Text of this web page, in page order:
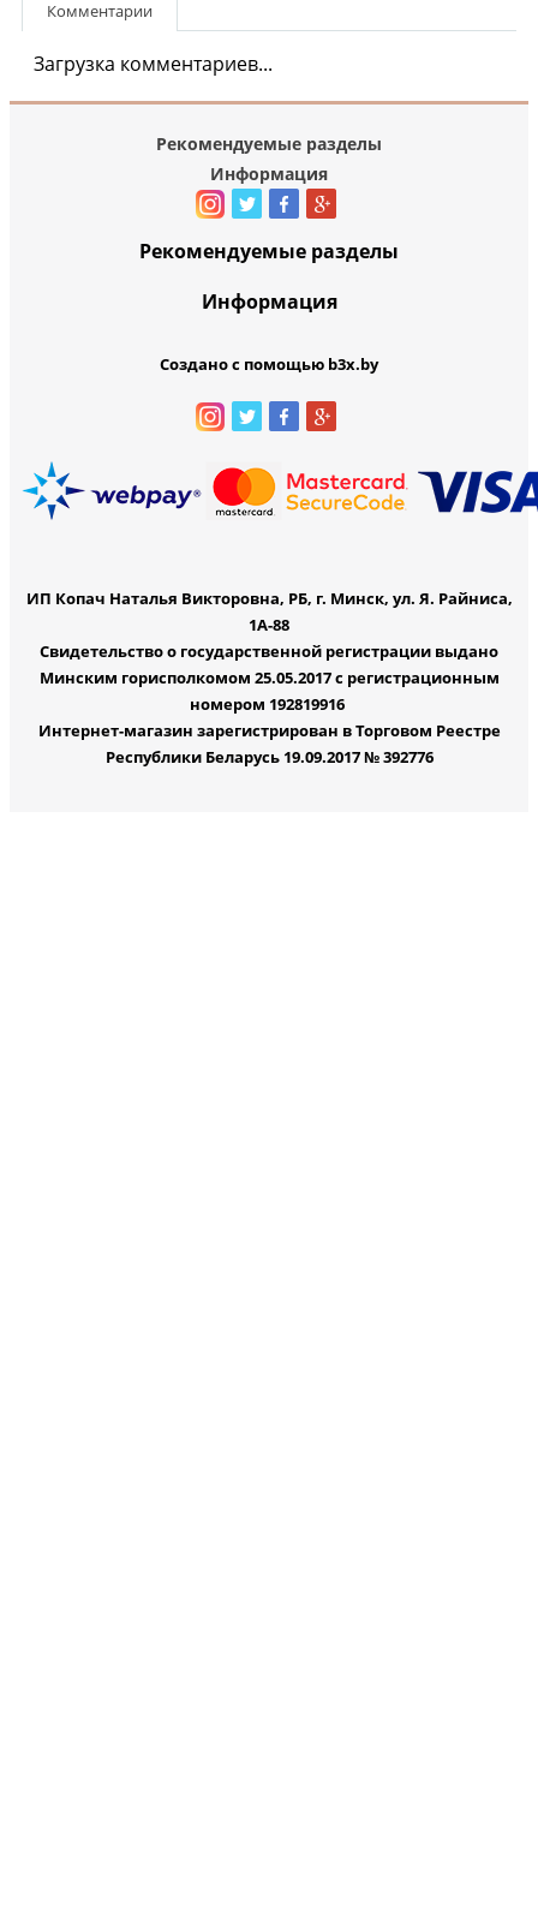
Комментарии
Загрузка комментариев...
Рекомендуемые разделы
Информация
Рекомендуемые разделы
Информация
Создано с помощью b3x.by
ИП Копач Наталья Викторовна, РБ, г. Минск, ул. Я. Райниса,
1А-88
Свидетельство о государственной регистрации выдано
Минским горисполкомом 25.05.2017 с регистрационным
номером 192819916
Интернет-магазин зарегистрирован в Торговом Реестре
Республики Беларусь 19.09.2017 № 392776